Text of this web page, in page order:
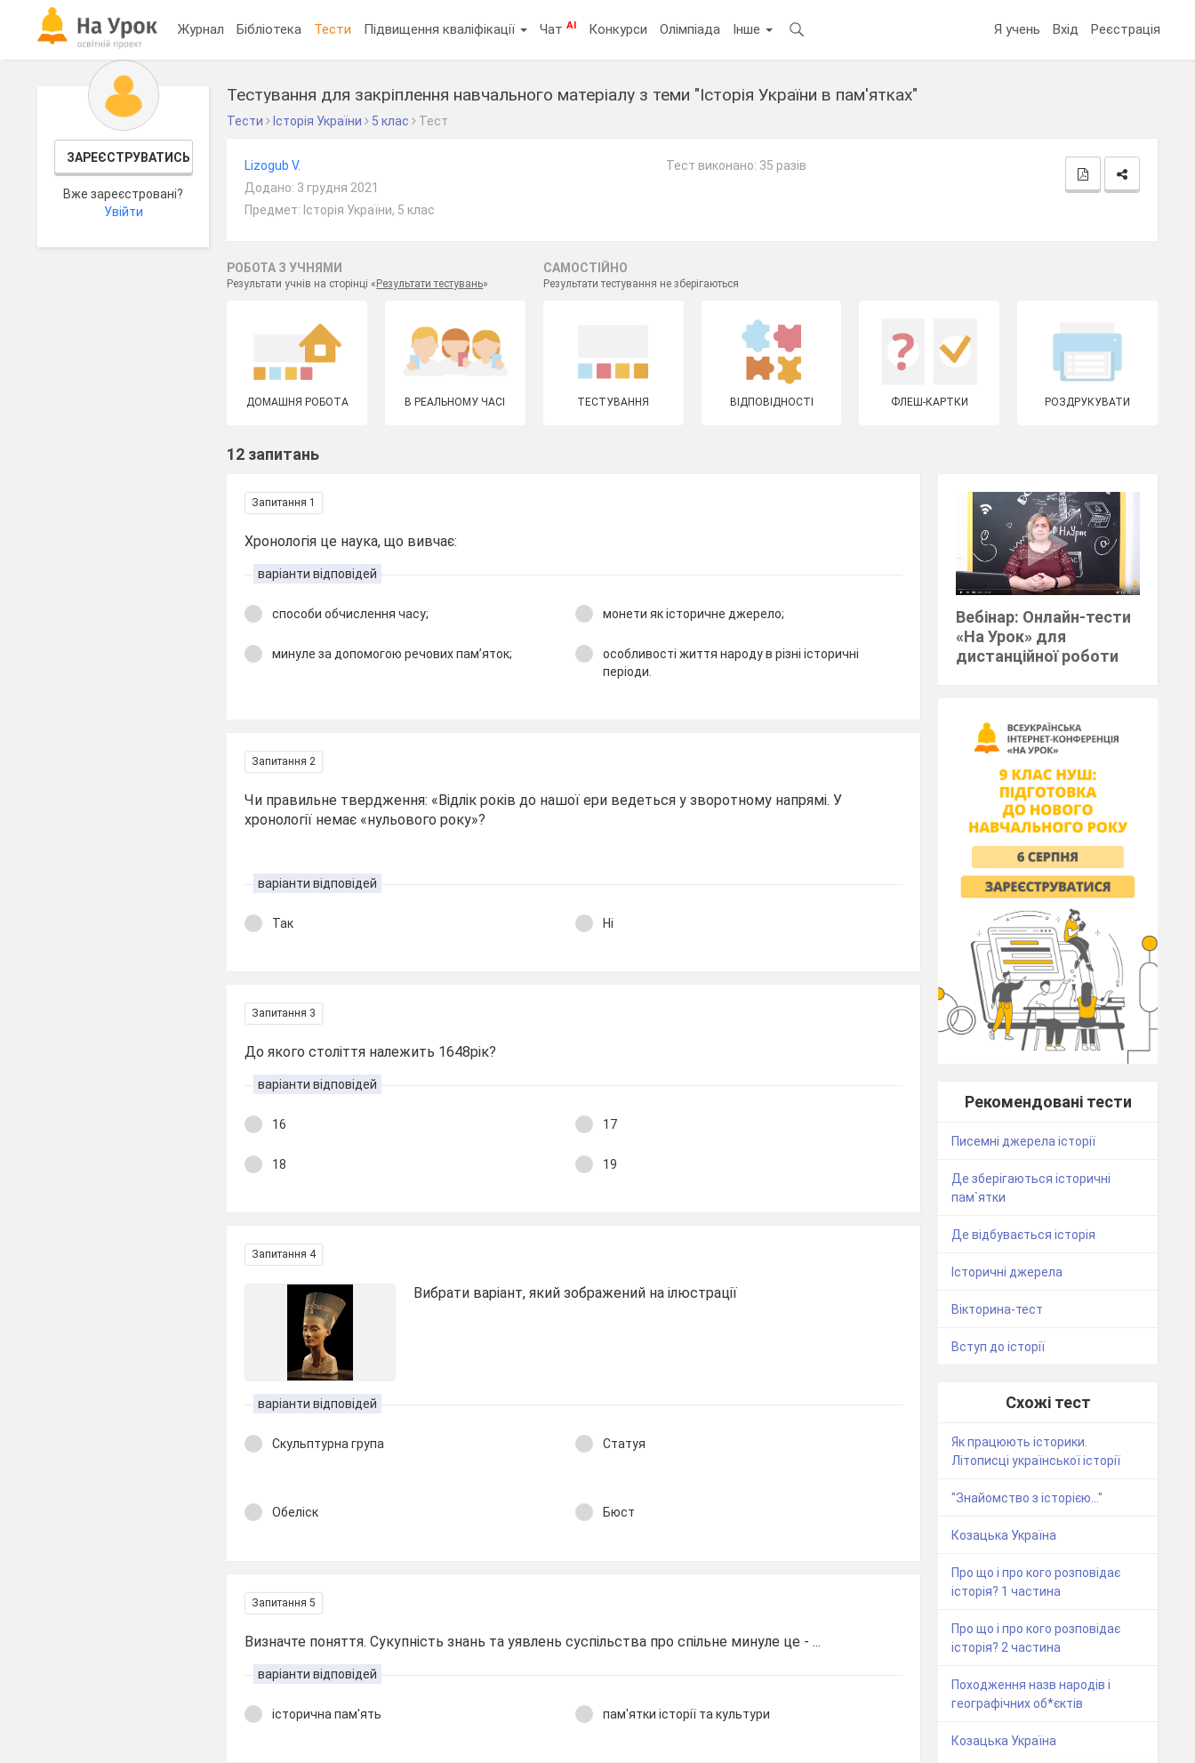
Журнал Бібліотека Тести Підвищення кваліфікації ЧатAI Конкурси Олімпіада Інше Я учень Вхід Реєстрація
ЗАРЕЄСТРУВАТИСЬ
Вже зареєстровані?
Увійти
Тестування для закріплення навчального матеріалу з теми "Історія України в пам'ятках"
Тести Історія України 5 клас Тест
Lizogub V.
Додано: 3 грудня 2021
Предмет: Історія України, 5 клас
Тест виконано: 35 разів
РОБОТА З УЧНЯМИ
Результати учнів на сторінці « Результати тестувань»
САМОСТІЙНО
Результати тестування не зберігаються
ДОМАШНЯ РОБОТА В РЕАЛЬНОМУ ЧАСІ ТЕСТУВАННЯ ВІДПОВІДНОСТІ ФЛЕШ-КАРТКИ РОЗДРУКУВАТИ
12 запитань
Запитання 1
Хронологія це наука, що вивчає:
варіанти відповідей
способи обчислення часу; монети як історичне джерело;
минуле за допомогою речових пам’яток;
особливості життя народу в різні історичні
періоди.
Запитання 2
Чи правильне твердження: «Відлік років до нашої ери ведеться у зворотному напрямі. У
хронології немає «нульового року»?
варіанти відповідей
Так Ні
Запитання 3
До якого століття належить 1648рік?
варіанти відповідей
16 17
18 19
Запитання 4
Вибрати варіант, який зображений на ілюстрації
варіанти відповідей
Скульптурна група Статуя
Обеліск Бюст
Запитання 5
Визначте поняття. Сукупність знань та уявлень суспільства про спільне минуле це - ...
варіанти відповідей
історична пам'ять пам'ятки історії та культури
Вебінар: Онлайн-тести
«На Урок» для
дистанційної роботи
Рекомендовані тести
Писемні джерела історії
Де зберігаються історичні
пам`ятки
Де відбувається історія
Історичні джерела
Вікторина-тест
Вступ до історії
Схожі тест
Як працюють історики.
Літописці української історії
"Знайомство з історією..."
Козацька Україна
Про що і про кого розповідає
історія? 1 частина
Про що і про кого розповідає
історія? 2 частина
Походження назв народів і
географічних об*єктів
Козацька Україна